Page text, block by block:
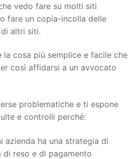
vedo fare su molti siti
fare un copia-incolla delle
altri siti.
la cosa più semplice e facile che
così affidarsi a un avvocato
problematiche e ti espone
e controlli perché:
azienda ha una strategia di
reso e di pagamento